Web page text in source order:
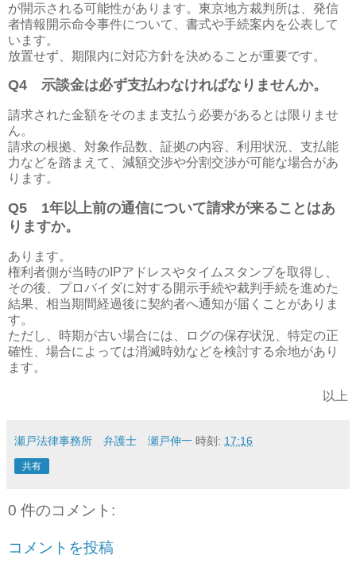
が開示される可能性があります。東京地方裁判所は、発信
者情報開示命令事件について、書式や手続案内を公表して
います。
放置せず、期限内に対応方針を決めることが重要です。
Q4 示談金は必ず支払わなければなりませんか。
請求された金額をそのまま支払う必要があるとは限りませ
ん。
請求の根拠、対象作品数、証拠の内容、利用状況、支払能
力などを踏まえて、減額交渉や分割交渉が可能な場合があ
ります。
Q5 1年以上前の通信について請求が来ることはあ
りますか。
あります。
権利者側が当時の IPアドレスやタイムスタンプを取得し、
その後、プロバイダに対する開示手続や裁判手続を進めた
結果、相当期間経過後に契約者へ通知が届くことがありま
す。
ただし、時期が古い場合には、ログの保存状況、特定の正
確性、場合によっては消滅時効などを検討する余地があり
ます。
以上
瀬戸法律事務所 弁護士 瀬戸伸一 時刻: 17:16
共有
0 件のコメント:
コメントを投稿